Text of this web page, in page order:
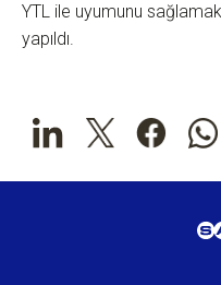
YTL ile uyumunu
yapıldı.